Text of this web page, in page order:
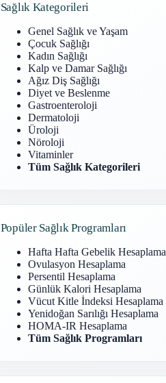
Sağlık Kategorileri
Genel Sağlık ve Yaşam
Çocuk Sağlığı
Kadın Sağlığı
Kalp ve Damar Sağlığı
Ağız Diş Sağlığı
Diyet ve Beslenme
Gastroenteroloji
Dermatoloji
Üroloji
Nöroloji
Vitaminler
Tüm Sağlık Kategorileri
Popüler Sağlık Programları
Hafta Hafta Gebelik Hesaplama
Ovulasyon Hesaplama
Persentil Hesaplama
Günlük Kalori Hesaplama
Vücut Kitle İndeksi Hesaplama
Yenidoğan Sarılığı Hesaplama
HOMA-IR Hesaplama
Tüm Sağlık Programları